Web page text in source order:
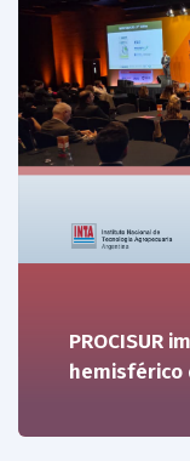
PROCISUR
hemisférico